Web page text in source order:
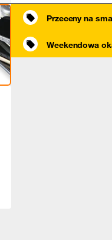
Przeceny na
Weekendowa